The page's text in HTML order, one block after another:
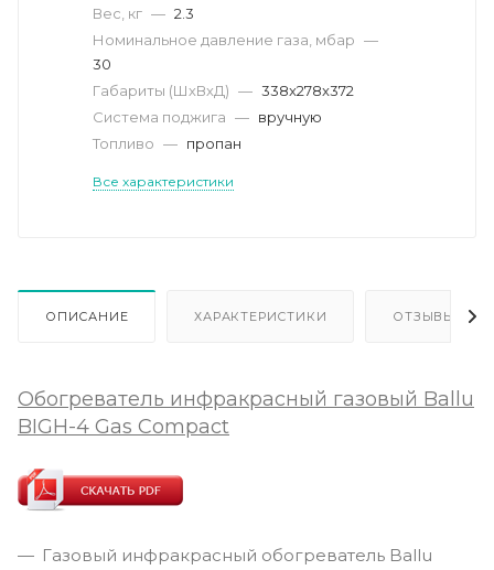
Вес, кг — 2.3
Номинальное давление газа, мбар —
30
Габариты (ШхВхД) — 338x278x372
Система поджига — вручную
Топливо — пропан
Все характеристики
ОПИСАНИЕ ХАРАКТЕРИСТИКИ ОТЗЫВЫ
Обогреватель инфракрасный газовый Ballu
BIGH-4 Gas Compact
Газовый инфракрасный обогреватель Ballu